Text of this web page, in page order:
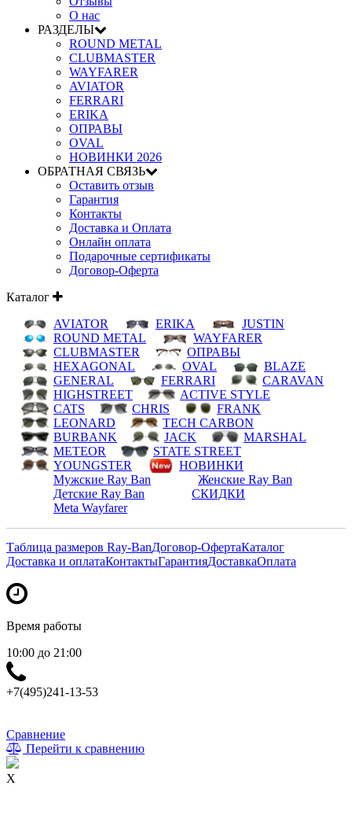
О нас
РАЗДЕЛЫ
ROUND METAL
CLUBMASTER
WAYFARER
AVIATOR
FERRARI
ERIKA
ОПРАВЫ
OVAL
НОВИНКИ 2026
ОБРАТНАЯ СВЯЗЬ
Оставить отзыв
Гарантия
Контакты
Доставка и Оплата
Онлайн оплата
Подарочные сертификаты
Договор-Оферта
Каталог
AVIATOR
ERIKA
JUSTIN
ROUND METAL
WAYFARER
CLUBMASTER
ОПРАВЫ
HEXAGONAL
OVAL
BLAZE
GENERAL
FERRARI
CARAVAN
HIGHSTREET
ACTIVE STYLE
CATS
CHRIS
FRANK
LEONARD
TECH CARBON
BURBANK
JACK
MARSHAL
METEOR
STATE STREET
YOUNGSTER
НОВИНКИ
Мужские Ray Ban
Женские Ray Ban
Детские Ray Ban
СКИДКИ
Meta Wayfarer
Таблица размеров Ray-BanДоговор-ОфертаКаталог
Доставка и оплатаКонтактыГарантияДоставкаОплата
Время работы
10:00 до 21:00
+7(495)241-13-53
Сравнение
Перейти к сравнению
X